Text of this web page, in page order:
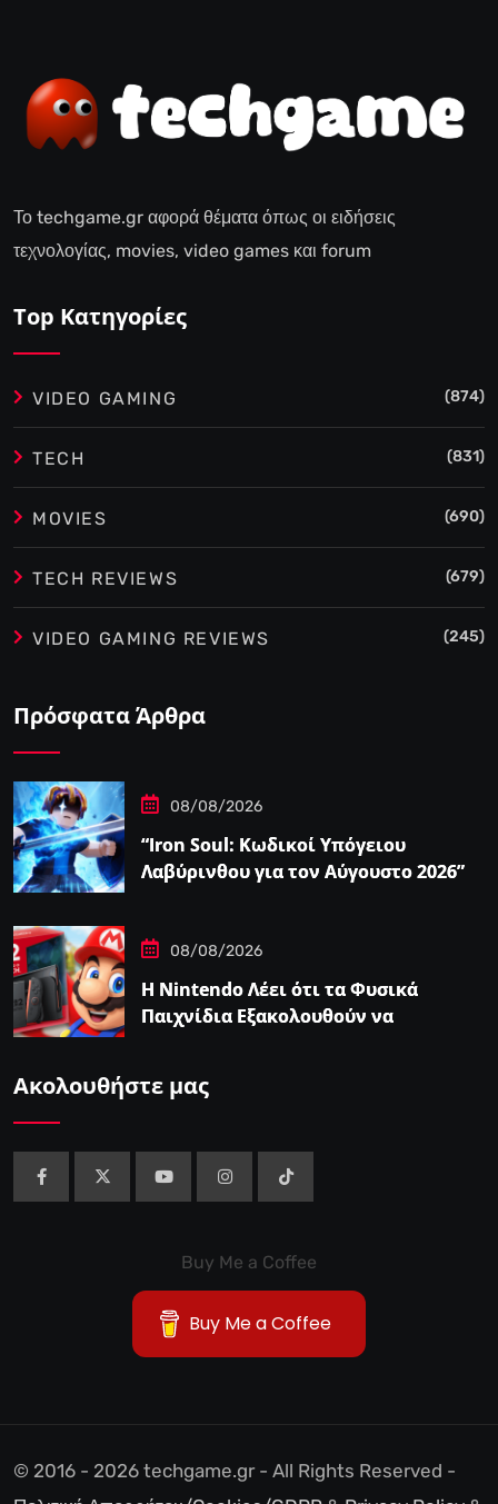
Το techgame.gr αφορά θέματα όπως οι ειδήσεις
τεχνολογίας, movies, video games και forum
Top Κατηγορίες
VIDEO GAMING (874)
TECH (831)
MOVIES (690)
TECH REVIEWS (679)
VIDEO GAMING REVIEWS (245)
Πρόσφατα Άρθρα
08/08/2026
“Iron Soul: Κωδικοί Υπόγειου
Λαβύρινθου για τον Αύγουστο 2026”
08/08/2026
Η Nintendo Λέει ότι τα Φυσικά
Παιχνίδια Εξακολουθούν να
Ακολουθήστε μας
Buy Me a Coffee
Buy Me a Coffee
© 2016 - 2026 techgame.gr - All Rights Reserved -